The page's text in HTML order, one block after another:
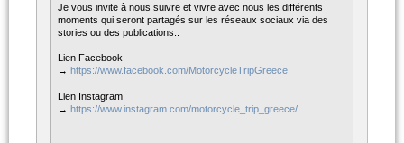
Je vous invite à nous suivre et vivre avec nous les différents
moments qui seront partagés sur les réseaux sociaux via des
stories ou des publications..
Lien Facebook
→ https://www.facebook.com/MotorcycleTripGreece
Lien Instagram
→ https://www.instagram.com/motorcycle_trip_greece/